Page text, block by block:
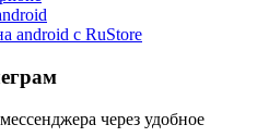
через удобное